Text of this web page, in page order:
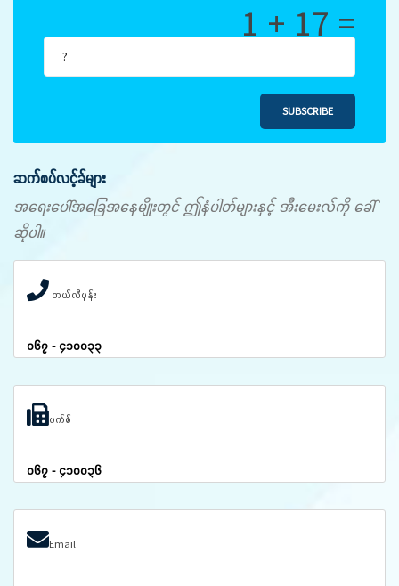
1 + 17 =
SUBSCRIBE
ဆက်စပ်လင့်ခ်များ
အရေးပေါ်အခြေအနေမျိုးတွင် ဤနံပါတ်များနှင့် အီးမေးလ်ကို ခေါ်
ဆိုပါ။
တယ်လီဖုန်း
၀၆၇ - ၄၁၀၀၃၃
ဖက်စ်
၀၆၇ - ၄၁၀၀၃၆
Email